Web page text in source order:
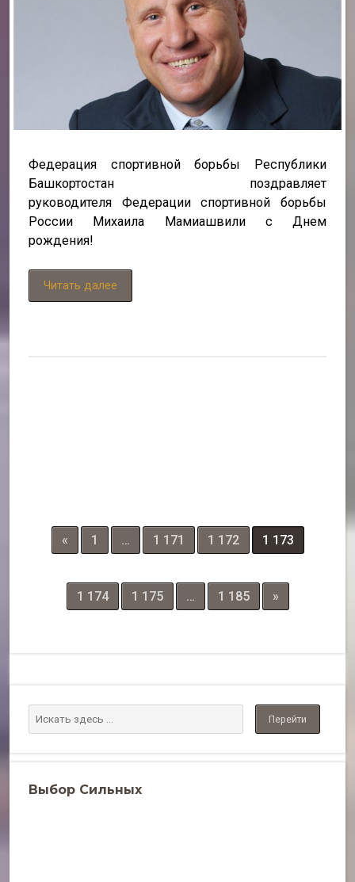
Федерация спортивной борьбы Республики
Башкортостан поздравляет
руководителя Федерации спортивной борьбы
России Михаила Мамиашвили с Днем
рождения!
Читать далее
« 1 … 1 171 1 172 1 173
1 174 1 175 … 1 185 »
Выбор Сильных